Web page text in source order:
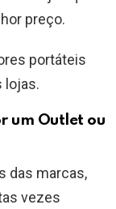
preço.
portáteis
lojas.
um Outlet ou
das marcas,
vezes